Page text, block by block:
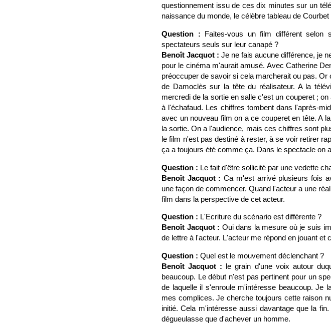
questionnement issu de ces dix minutes sur un
naissance du monde, le célèbre tableau de
Question : Faites-vous un film différent selon
spectateurs seuls sur leur canapé ?
Benoît Jacquot : Je ne fais aucune différence, je
pour le cinéma m'aurait amusé. Avec Catherine
préoccuper de savoir si cela marcherait ou pas.
de Damoclès sur la tête du réalisateur. A la
mercredi de la sortie en salle c'est un couperet ;
à l'échafaud. Les chiffres tombent dans l'après-
avec un nouveau film on a ce couperet en tête. A
la sortie. On a l'audience, mais ces chiffres sont
le film n'est pas destiné à rester, à se voir retirer
ça a toujours été comme ça. Dans le spectacle on
Question : Le fait d'être sollicité par une vedette
Benoît Jacquot : Ca m'est arrivé plusieurs fois
une façon de commencer. Quand l'acteur a une
film dans la perspective de cet acteur.
Question : L'Ecriture du scénario est différente ?
Benoît Jacquot : Oui dans la mesure où je suis
de lettre à l'acteur. L'acteur me répond en jouant et
Question : Quel est le mouvement déclenchant ?
Benoît Jacquot : le grain d'une voix autour
beaucoup. Le début n'est pas pertinent pour un
de laquelle il s'enroule m'intéresse beaucoup. Je
mes complices. Je cherche toujours cette raison
initié. Cela m'intéresse aussi davantage que la
dégueulasse que d'achever un homme.